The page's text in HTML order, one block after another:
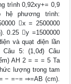
trình 0,92xy+= 0,9
phương trình:
x = 2500000
0.25 y =1500000
và quạt điện lần
Câu 5: (1,0đ) Câu
AH 2 = = = 5 Ta
lượng trong tam
− =−= ⇒=AB (cm).